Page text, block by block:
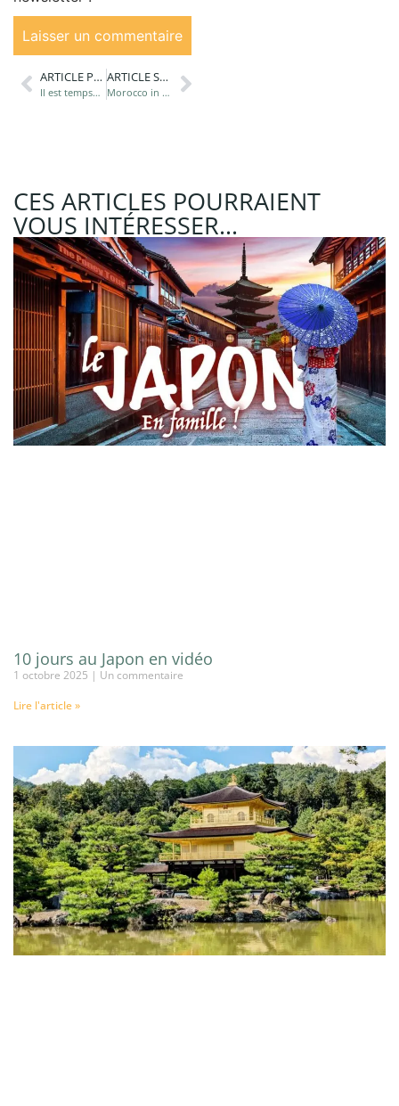
ARTICLE PRÉCÉDANT
Il est tempsde faire un break!
ARTICLE SUIVANT
Morocco in 2 weeks
CES ARTICLES POURRAIENT
VOUS INTÉRESSER...
10 jours au Japon en vidéo
1 octobre 2025
Un commentaire
Lire l'article »